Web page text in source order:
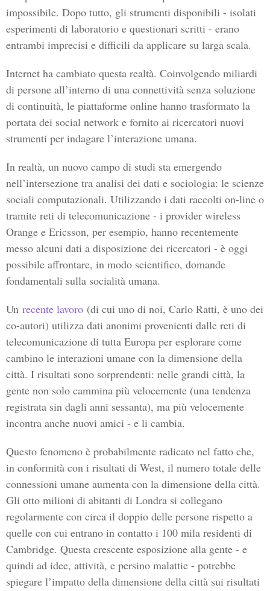
impossibile. Dopo tutto, gli strumenti disponibili - isolati
esperimenti di laboratorio e questionari scritti - erano
entrambi imprecisi e difficili da applicare su larga scala.
Internet ha cambiato questa realtà. Coinvolgendo miliardi
di persone all’interno di una connettività senza soluzione
di continuità, le piattaforme online hanno trasformato la
portata dei social network e fornito ai ricercatori nuovi
strumenti per indagare l’interazione umana.
In realtà, un nuovo campo di studi sta emergendo
nell’intersezione tra analisi dei dati e sociologia: le scienze
sociali computazionali. Utilizzando i dati raccolti on-line o
tramite reti di telecomunicazione - i provider wireless
Orange e Ericsson, per esempio, hanno recentemente
messo alcuni dati a disposizione dei ricercatori - è oggi
possibile affrontare, in modo scientifico, domande
fondamentali sulla socialità umana.
Un recente lavoro (di cui uno di noi, Carlo Ratti, è uno dei
co-autori) utilizza dati anonimi provenienti dalle reti di
telecomunicazione di tutta Europa per esplorare come
cambino le interazioni umane con la dimensione della
città. I risultati sono sorprendenti: nelle grandi città, la
gente non solo cammina più velocemente (una tendenza
registrata sin dagli anni sessanta), ma più velocemente
incontra anche nuovi amici - e li cambia.
Questo fenomeno è probabilmente radicato nel fatto che,
in conformità con i risultati di West, il numero totale delle
connessioni umane aumenta con la dimensione della città.
Gli otto milioni di abitanti di Londra si collegano
regolarmente con circa il doppio delle persone rispetto a
quelle con cui entrano in contatto i 100 mila residenti di
Cambridge. Questa crescente esposizione alla gente - e
quindi ad idee, attività, e persino malattie - potrebbe
spiegare l’impatto della dimensione della città sui risultati